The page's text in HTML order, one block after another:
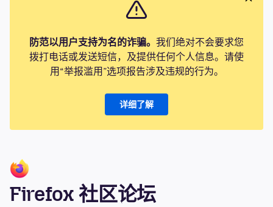
防范以用户支持为名的诈骗。 我们绝对不会要求您
拨打电话或发送短信，及提供任何个人信息。请使
用“举报滥用”选项报告涉及违规的行为。
详细了解
Firefox 社区论坛